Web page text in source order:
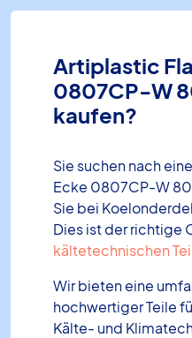
Artiplastic
0807CP-W
kaufen?
Sie suchen nach
Ecke 0807CP-W
Sie bei
Dies ist der richtige
kältetechnischen
Wir bieten eine
hochwertiger Teile
Kälte- und